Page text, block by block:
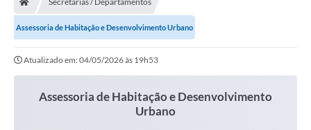
Assessoria de Habitação e Desenvolvimento Urbano
Atualizado em: 04/05/2026 às 19h53
Assessoria de Habitação e Desenvolvimento
Urbano